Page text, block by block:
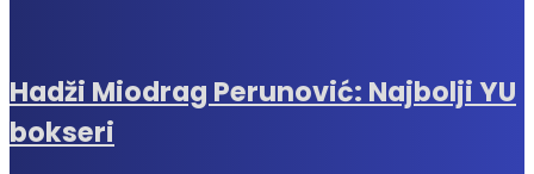
Hadži Miodrag Perunović: Najbolji YU
bokseri